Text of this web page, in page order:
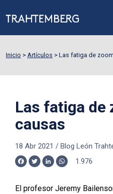
Inicio > Artículos > Las fatiga de
Las fatiga de
causas
18 Abr 2021 / Blog León
Facebook
TwitterLinkedInWhatsApp
1.976
El profesor Jeremy